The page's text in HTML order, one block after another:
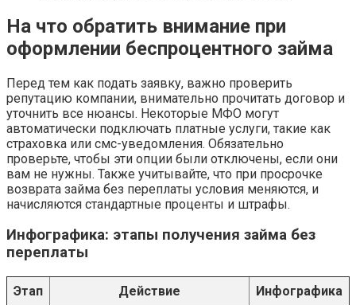
На что обратить внимание при
оформлении беспроцентного займа
Перед тем как подать заявку, важно проверить
репутацию компании, внимательно прочитать договор и
уточнить все нюансы. Некоторые МФО могут
автоматически подключать платные услуги, такие как
страховка или смс-уведомления. Обязательно
проверьте, чтобы эти опции были отключены, если они
вам не нужны. Также учитывайте, что при просрочке
возврата займа без переплаты условия меняются, и
начисляются стандартные проценты и штрафы.
Инфографика: этапы получения займа без
переплаты
Этап Действие Инфографика